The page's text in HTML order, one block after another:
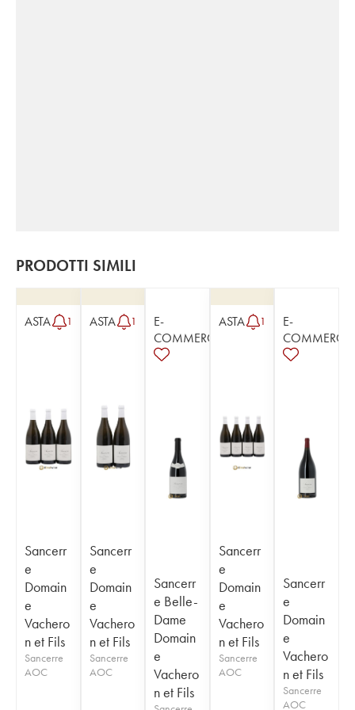
PRODOTTI SIMILI
ASTA 1
Sancerr
e
Domain
e
Vachero
n et Fils
Sancerre
AOC
ASTA 1
Sancerr
e
Domain
e
Vachero
n et Fils
Sancerre
AOC
E-
COMMERCE
Sancerr
e Belle-
Dame
Domain
e
Vachero
n et Fils
ASTA 1
Sancerr
e
Domain
e
Vachero
n et Fils
Sancerre
AOC
E-
COMMERCE
Sancerr
e
Domain
e
Vachero
n et Fils
Sancerre
AOC